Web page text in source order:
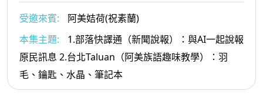
受邀來賓:
阿美姞荷(祝素蘭)
本集主題:
1.部落快譯通（新聞說報）：與AI一起說報
原民訊息 2.台北Taluan（阿美族語趣味教學）：羽
毛、鑰匙、水晶、筆記本